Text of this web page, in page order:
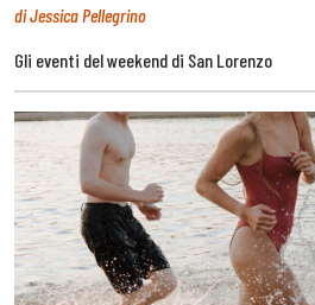
di Jessica Pellegrino
Gli eventi del weekend di San Lorenzo